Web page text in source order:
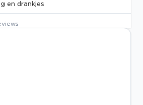
en drankjes